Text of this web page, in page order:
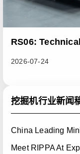
RS06:
2026-07-24
挖掘机行业新闻